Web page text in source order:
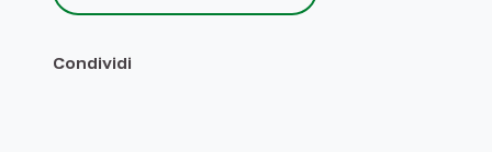
Condividi